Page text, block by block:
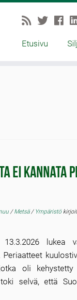
Etusivu
ei kannata
/Metsä/ Ympäristö
lukea
oli kehystetty
selvä, että